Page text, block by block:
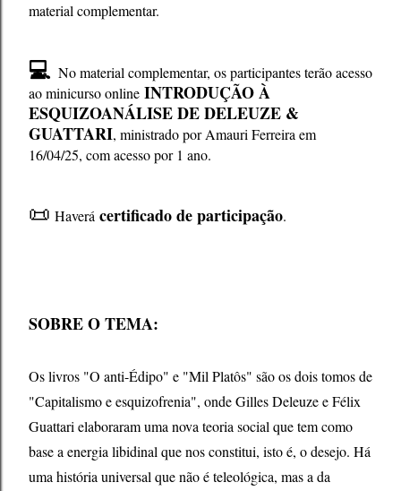
material complementar.
💻 No material complementar, os participantes terão acesso
ao minicurso online INTRODUÇÃO À
ESQUIZOANÁLISE DE DELEUZE &
GUATTARI, ministrado por Amauri Ferreira em
16/04/25, com acesso por 1 ano.
📜 Haverá certificado de participação.
SOBRE O TEMA:
Os livros "O anti-Édipo" e "Mil Platôs" são os dois tomos de
"Capitalismo e esquizofrenia", onde Gilles Deleuze e Félix
Guattari elaboraram uma nova teoria social que tem como
base a energia libidinal que nos constitui, isto é, o desejo. Há
uma história universal que não é teleológica, mas a da